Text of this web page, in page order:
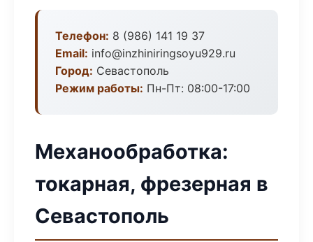
Телефон: 8 (986) 141 19 37
Email: info@inzhiniringsoyu929.ru
Город: Севастополь
Режим работы: Пн-Пт: 08:00-17:00
Механообработка:
токарная, фрезерная в
Севастополь